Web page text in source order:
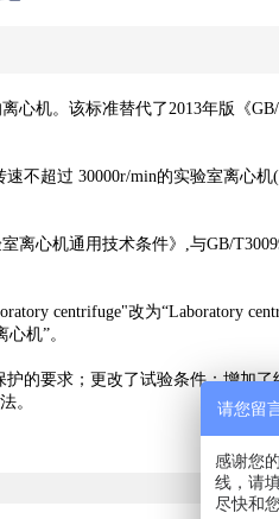
机。该标准替代了2013年版《GB/
超过 30000r/min的实验室离心机(
心机通用技术条件》,与GB/
centrifuge"改为“Laboratory
机”。
的要求；更改了试验条件：增加了
。
请您留
感谢您
线，请
尽快和